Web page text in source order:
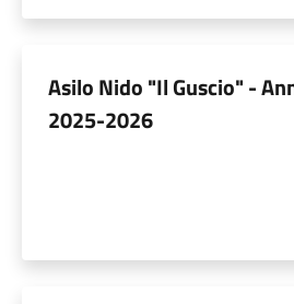
Asilo Nido "Il Guscio" -
2025-2026